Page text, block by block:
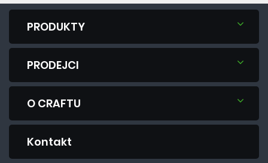
PRODUKTY
PRODEJCI
O CRAFTU
Kontakt